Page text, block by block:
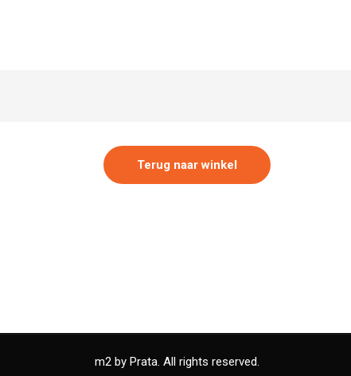
Terug naar winkel
m2 by Prata. All rights reserved.